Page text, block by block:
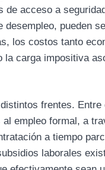
de acceso a
pueden
los costos tanto
carga impositiva
frentes. Entre
empleo formal, a
a tiempo
laborales